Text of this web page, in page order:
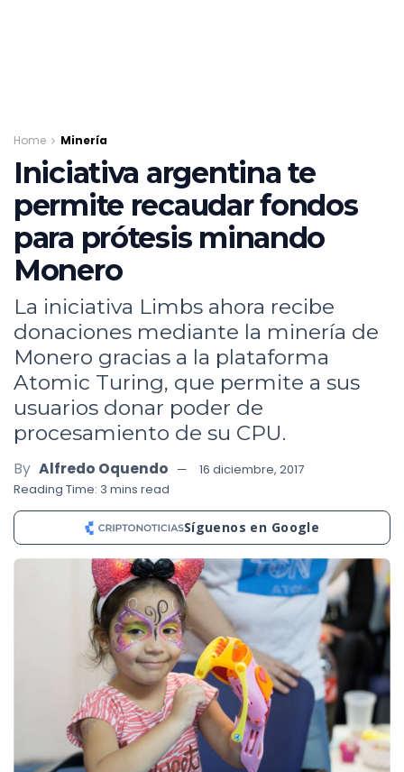
Home Minería
Iniciativa argentina te
permite recaudar fondos
para prótesis minando
Monero
La iniciativa Limbs ahora recibe
donaciones mediante la minería de
Monero gracias a la plataforma
Atomic Turing, que permite a sus
usuarios donar poder de
procesamiento de su CPU.
By Alfredo Oquendo
16 diciembre, 2017
Reading Time: 3 mins read
Síguenos en Google